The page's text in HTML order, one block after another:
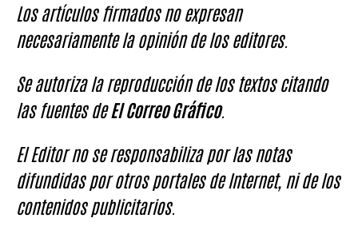
Los artículos firmados no expresan
necesariamente la opinión de los editores.
Se autoriza la reproducción de los textos citando
las fuentes deEl Correo Gráfico.
El Editor no se responsabiliza por las notas
difundidas por otros portales de Internet, ni de los
contenidos publicitarios.